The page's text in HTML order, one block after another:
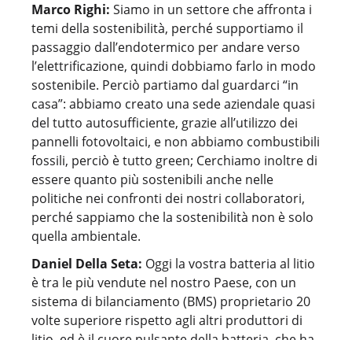
Marco Righi: Siamo in un settore che affronta i
temi della sostenibilità, perché supportiamo il
passaggio dall’endotermico per andare verso
l’elettrificazione, quindi dobbiamo farlo in modo
sostenibile. Perciò partiamo dal guardarci “in
casa”: abbiamo creato una sede aziendale quasi
del tutto autosufficiente, grazie all’utilizzo dei
pannelli fotovoltaici, e non abbiamo combustibili
fossili, perciò è tutto green; Cerchiamo inoltre di
essere quanto più sostenibili anche nelle
politiche nei confronti dei nostri collaboratori,
perché sappiamo che la sostenibilità non è solo
quella ambientale.
Daniel Della Seta: Oggi la vostra batteria al litio
è tra le più vendute nel nostro Paese, con un
sistema di bilanciamento (BMS) proprietario 20
volte superiore rispetto agli altri produttori di